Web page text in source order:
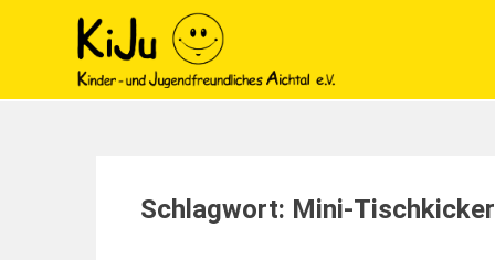
Schlagwort: Mini-Tischkicker